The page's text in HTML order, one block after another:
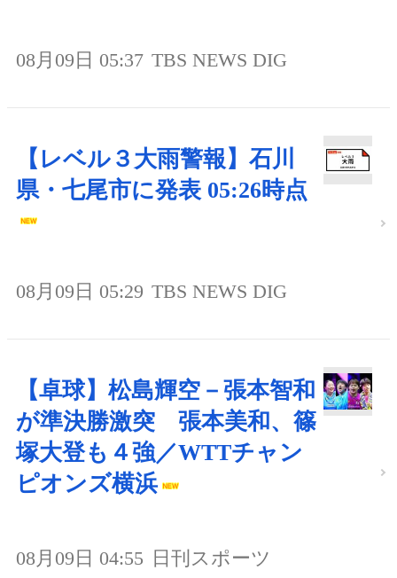
08月09日 05:37 TBS NEWS DIG
【レベル３大雨警報】石川
県・七尾市に発表 05:26時点
08月09日 05:29 TBS NEWS DIG
【卓球】松島輝空－張本智和
が準決勝激突 張本美和、篠
塚大登も４強／WTTチャン
ピオンズ横浜
08月09日 04:55 日刊スポーツ